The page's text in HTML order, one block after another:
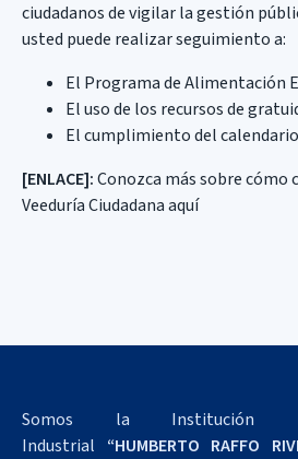
ciudadanos de vigilar la gestión
usted puede realizar seguimiento a:
El Programa de Alimentación
El uso de los recursos de
El cumplimiento del
[ENLACE]:Conozca más sobre cómo
Veeduría Ciudadana aquí
Somos la Institución
Industrial “HUMBERTO RAFFO